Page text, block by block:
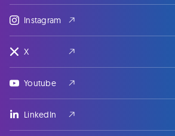
Instagram
X
Youtube
LinkedIn